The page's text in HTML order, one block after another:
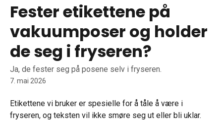
Fester etikettene på
vakuumposer og holder
de seg i fryseren?
Ja, de fester seg på posene selv i fryseren.
7. mai 2026
Etikettene vi bruker er spesielle for å tåle å være i
fryseren, og teksten vil ikke smøre seg ut eller bli uklar.